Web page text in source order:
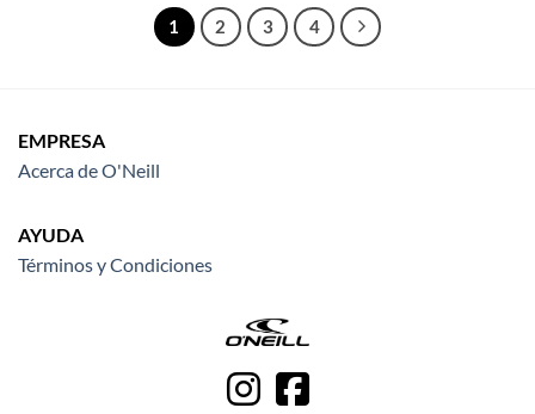
1 2 3 4
EMPRESA
Acerca de O'Neill
AYUDA
Términos y Condiciones